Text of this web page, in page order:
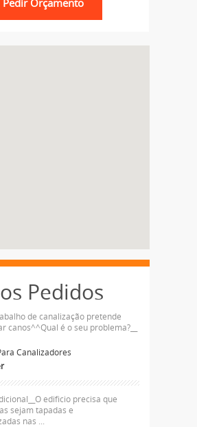
Pedidos
de canalização pretende
canos^^Qual é o seu problema?__
Canalizadores
edificio precisa que
sejam tapadas e
nas ...